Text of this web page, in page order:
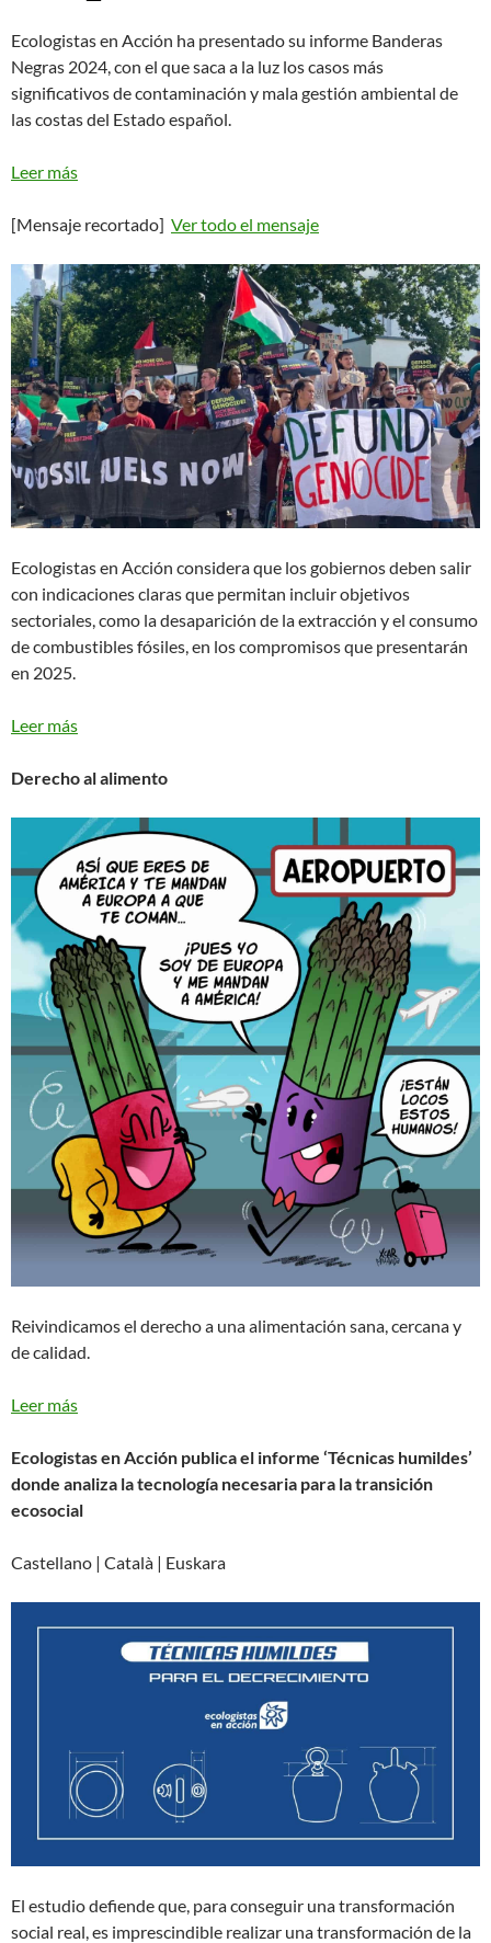
Ecologistas en Acción ha presentado su informe Banderas
Negras 2024, con el que saca a la luz los casos más
significativos de contaminación y mala gestión ambiental de
las costas del Estado español.
Leer más
[Mensaje recortado] Ver todo el mensaje
Ecologistas en Acción considera que los gobiernos deben salir
con indicaciones claras que permitan incluir objetivos
sectoriales, como la desaparición de la extracción y el consumo
de combustibles fósiles, en los compromisos que presentarán
en 2025.
Leer más
Derecho al alimento
Reivindicamos el derecho a una alimentación sana, cercana y
de calidad.
Leer más
Ecologistas en Acción publica el informe ‘Técnicas humildes’
donde analiza la tecnología necesaria para la transición
ecosocial
Castellano | Català | Euskara
El estudio defiende que, para conseguir una transformación
social real, es imprescindible realizar una transformación de la